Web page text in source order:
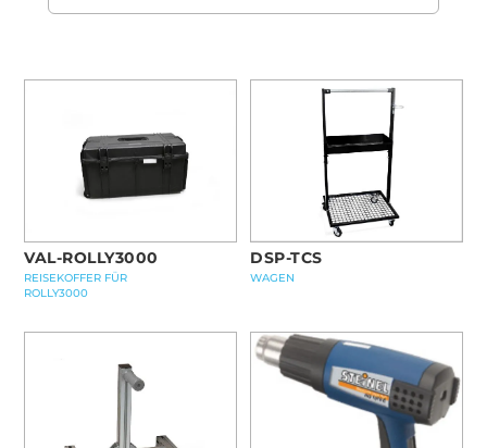
VAL-ROLLY3000
REISEKOFFER FÜR
ROLLY3000
DSP-TCS
WAGEN